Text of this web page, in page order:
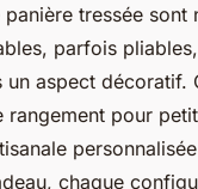
panière tressée sont
parfois
aspect décoratif.
rangement pour
chaque